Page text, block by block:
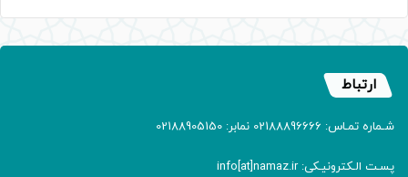
ارتباط
شـماره تمـاس: 02188896666 نمابر: 02188905150
پسـت الـکترونیـکی: info[at]namaz.ir